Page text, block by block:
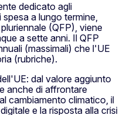
dedicato agli
a lungo termine,
(QFP), viene
a sette anni. Il QFP
(massimali) che l'UE
(rubriche).
dal valore aggiunto
anche di affrontare
cambiamento climatico, il
e la risposta alla crisi